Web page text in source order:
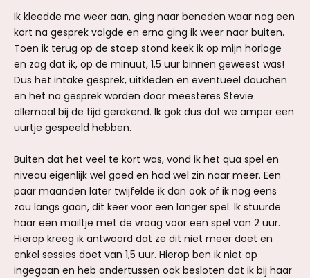
Ik kleedde me weer aan, ging naar beneden waar nog een
kort na gesprek volgde en erna ging ik weer naar buiten.
Toen ik terug op de stoep stond keek ik op mijn horloge
en zag dat ik, op de minuut, 1,5 uur binnen geweest was!
Dus het intake gesprek, uitkleden en eventueel douchen
en het na gesprek worden door meesteres Stevie
allemaal bij de tijd gerekend. Ik gok dus dat we amper een
uurtje gespeeld hebben.
Buiten dat het veel te kort was, vond ik het qua spel en
niveau eigenlijk wel goed en had wel zin naar meer. Een
paar maanden later twijfelde ik dan ook of ik nog eens
zou langs gaan, dit keer voor een langer spel. Ik stuurde
haar een mailtje met de vraag voor een spel van 2 uur.
Hierop kreeg ik antwoord dat ze dit niet meer doet en
enkel sessies doet van 1,5 uur. Hierop ben ik niet op
ingegaan en heb ondertussen ook besloten dat ik bij haar